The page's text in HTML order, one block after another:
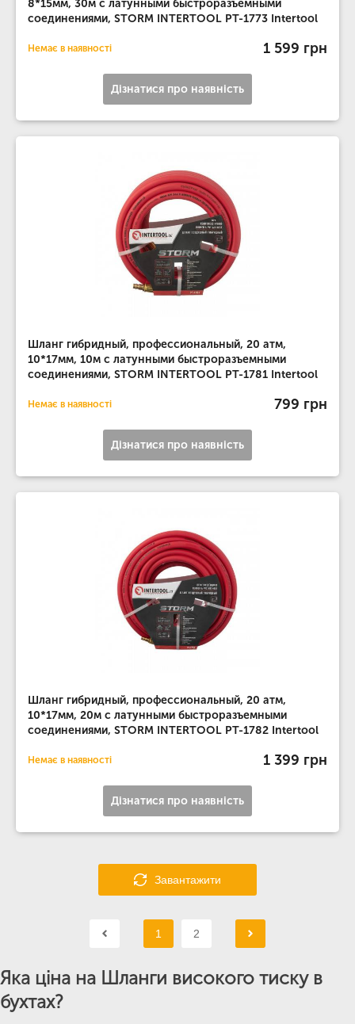
8*15мм, 30м с латунными быстроразъемными
соединениями, STORM INTERTOOL PT-1773 Intertool
Немає в наявності 1 599 грн
Дізнатися про наявність
Шланг гибридный, профессиональный, 20 атм,
10*17мм, 10м с латунными быстроразъемными
соединениями, STORM INTERTOOL PT-1781 Intertool
Немає в наявності 799 грн
Дізнатися про наявність
Шланг гибридный, профессиональный, 20 атм,
10*17мм, 20м с латунными быстроразъемными
соединениями, STORM INTERTOOL PT-1782 Intertool
Немає в наявності 1 399 грн
Дізнатися про наявність
Завантажити
1 2
Яка ціна на Шланги високого тиску в
бухтах?